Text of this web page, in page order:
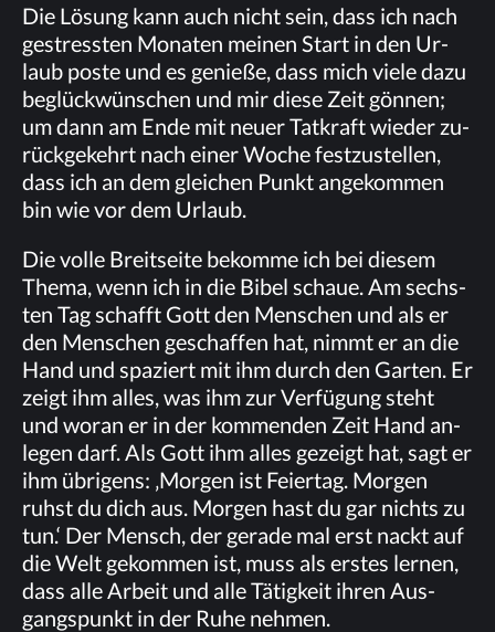
Die Lö­sung kann auch nicht sein, dass ich nach
ge­stress­ten Mo­na­ten mei­nen Start in den Ur­
laub pos­te und es ge­nie­ße, dass mich vie­le dazu
be­glück­wün­schen und mir die­se Zeit gön­nen;
um dann am Ende mit neu­er Tat­kraft wie­der zu­
rück­ge­kehrt nach ei­ner Wo­che fest­zu­stel­len,
dass ich an dem glei­chen Punkt an­ge­kom­men
bin wie vor dem Urlaub.
Die vol­le Breit­sei­te be­kom­me ich bei die­sem
The­ma, wenn ich in die Bi­bel schaue. Am sechs­
ten Tag schafft Gott den Men­schen und als er
den Men­schen ge­schaf­fen hat, nimmt er an die
Hand und spa­ziert mit ihm durch den Gar­ten. Er
zeigt ihm al­les, was ihm zur Ver­fü­gung steht
und wor­an er in der kom­men­den Zeit Hand an­
le­gen darf. Als Gott ihm al­les ge­zeigt hat, sagt er
ihm üb­ri­gens: ‚Mor­gen ist Fei­er­tag. Mor­gen
ruhst du dich aus. Mor­gen hast du gar nichts zu
tun.‘ Der Mensch, der ge­ra­de mal erst nackt auf
die Welt ge­kom­men ist, muss als ers­tes ler­nen,
dass alle Ar­beit und alle Tä­tig­keit ih­ren Aus­
gangs­punkt in der Ruhe nehmen.